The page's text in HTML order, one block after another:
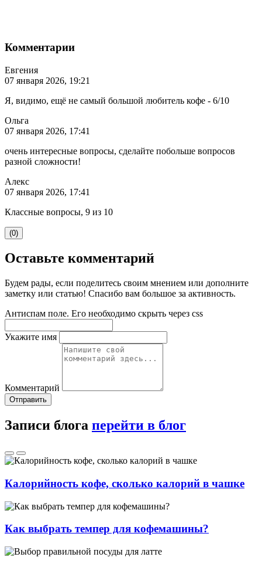
Комментарии
Евгения
07 января 2026, 19:21
Я, видимо, ещё не самый большой любитель кофе - 6/10
Ольга
07 января 2026, 17:41
очень интересные вопросы, сделайте побольше вопросов
разной сложности!
Алекс
07 января 2026, 17:41
Классные вопросы, 9 из 10
(0)
Оставьте комментарий
Будем рады, если поделитесь своим мнением или дополните
заметку или статью! Спасибо вам большое за активность.
Антиспам поле. Его необходимо скрыть через css
Укажите имя
Комментарий
Отправить
Записи блога перейти в блог
Калорийность кофе, сколько калорий в чашке
Как выбрать темпер для кофемашины?